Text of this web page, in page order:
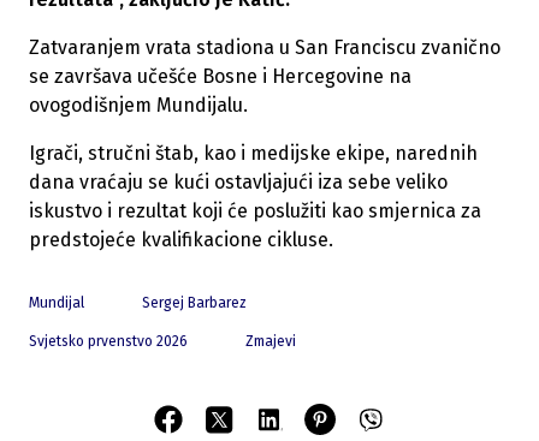
Zatvaranjem vrata stadiona u San Franciscu zvanično
se završava učešće Bosne i Hercegovine na
ovogodišnjem Mundijalu.
Igrači, stručni štab, kao i medijske ekipe, narednih
dana vraćaju se kući ostavljajući iza sebe veliko
iskustvo i rezultat koji će poslužiti kao smjernica za
predstojeće kvalifikacione cikluse.
Mundijal Sergej Barbarez
Svjetsko prvenstvo 2026 Zmajevi